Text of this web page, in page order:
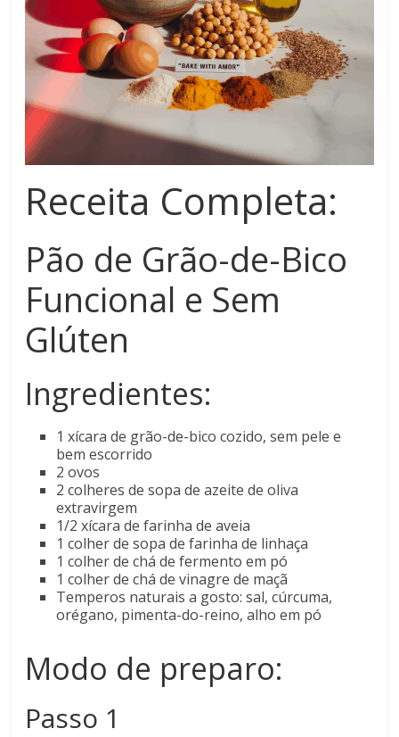
Receita Completa:
Pão de Grão-de-Bico
Funcional e Sem
Glúten
Ingredientes:
1 xícara de grão-de-bico cozido, sem pele e
bem escorrido
2 ovos
2 colheres de sopa de azeite de oliva
extravirgem
1/2 xícara de farinha de aveia
1 colher de sopa de farinha de linhaça
1 colher de chá de fermento em pó
1 colher de chá de vinagre de maçã
Temperos naturais a gosto: sal, cúrcuma,
orégano, pimenta-do-reino, alho em pó
Modo de preparo:
Passo 1